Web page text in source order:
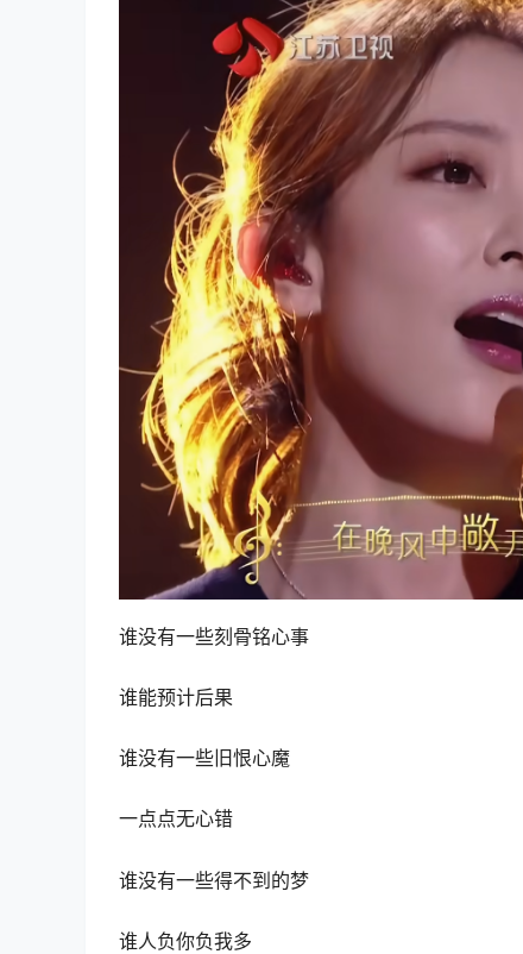
谁没有一些刻骨铭心事
谁能预计后果
谁没有一些旧恨心魔
一点点无心错
谁没有一些得不到的梦
谁人负你负我多